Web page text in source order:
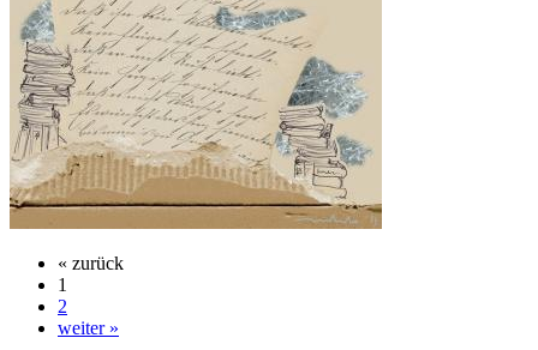
« zurück
1
2
weiter »